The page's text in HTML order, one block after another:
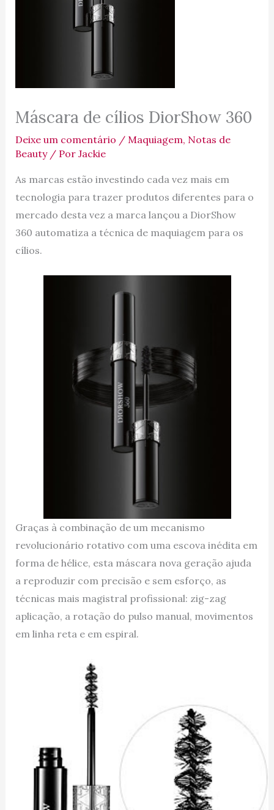
Máscara de cílios DiorShow 360
Deixe um comentário / Maquiagem, Notas de
Beauty/ Por Jackie
As marcas estão investindo cada vez mais em
tecnologia para trazer produtos diferentes para o
mercado desta vez a marca lançou a DiorShow
360 automatiza a técnica de maquiagem para os
cílios.
Graças à combinação de um mecanismo
revolucionário rotativo com uma escova inédita em
forma de hélice, esta máscara nova geração ajuda
a reproduzir com precisão e sem esforço, as
técnicas mais magistral profissional: zig-zag
aplicação, a rotação do pulso manual, movimentos
em linha reta e em espiral.